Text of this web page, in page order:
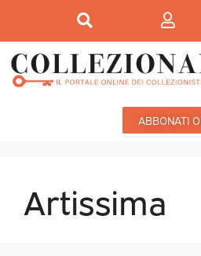
ABBONATI
Artissima